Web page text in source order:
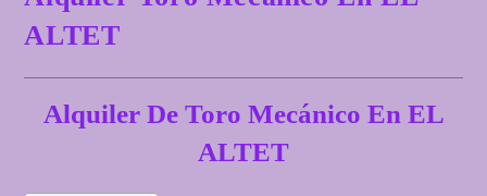
ALTET
Alquiler De Toro Mecánico En EL
ALTET